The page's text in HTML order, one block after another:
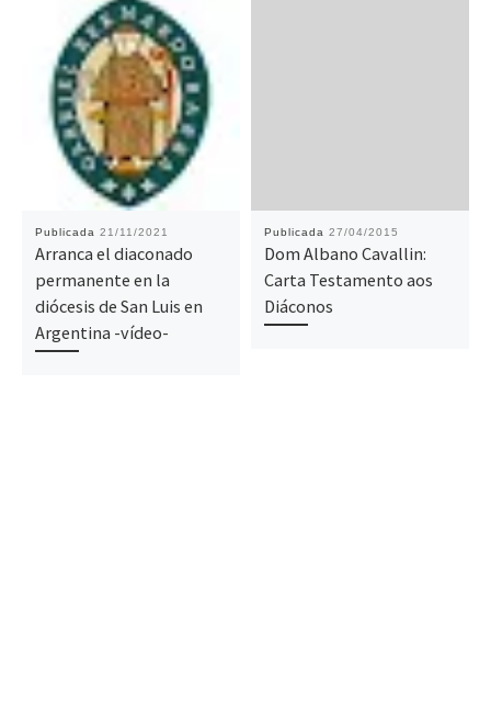
Publicada 21/11/2021
Arranca el diaconado
permanente en la
diócesis de San Luis en
Argentina -vídeo-
Publicada 27/04/2015
Dom Albano Cavallin:
Carta Testamento aos
Diáconos